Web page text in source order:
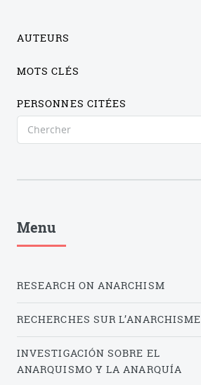
AUTEURS
MOTS CLÉS
PERSONNES CITÉES
Menu
RESEARCH ON ANARCHISM
RECHERCHES SUR L’ANARCHISME
INVESTIGACIÓN SOBRE EL
ANARQUISMO Y LA ANARQUÍA